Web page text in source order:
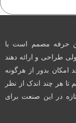
حرفه مصمم است با
طراحی و ارائه دهند
بدور از هرگونه
تا هر چند اندک از نظر
در این صنعت برای